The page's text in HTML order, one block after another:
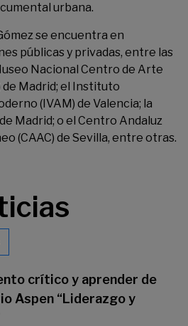
urbana.
se encuentra en
públicas y privadas, entre las
Nacional Centro de Arte
de Madrid; el Instituto
(IVAM) de Valencia; la
Madrid; o el Centro Andaluz
(CAAC) de Sevilla, entre otras.
crítico y aprender de
Aspen “Liderazgo y